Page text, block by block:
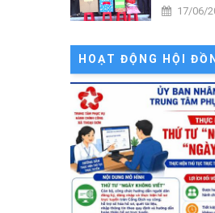
17/06/
HOẠT ĐỘNG HỘI